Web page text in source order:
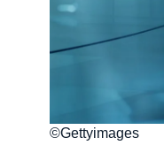
©Gettyimages